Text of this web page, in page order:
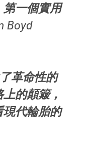
一個實用
Boyd
革命性的
的顛簸，
代輪胎的